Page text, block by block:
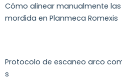
Cómo alinear manualmente
mordida en Planmeca Romexis
Protocolo de escaneo arco
s